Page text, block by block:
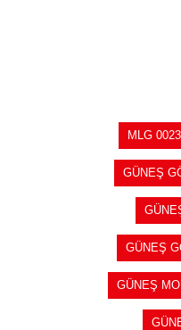
MLG
GÜNEŞ
GÜNEŞ
GÜNEŞ